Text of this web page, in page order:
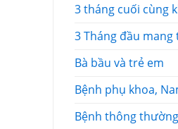
3 tháng cuối cùng
3 Tháng đầu mang
Bà bầu và trẻ em
Bệnh phụ khoa,
Bệnh thông thường